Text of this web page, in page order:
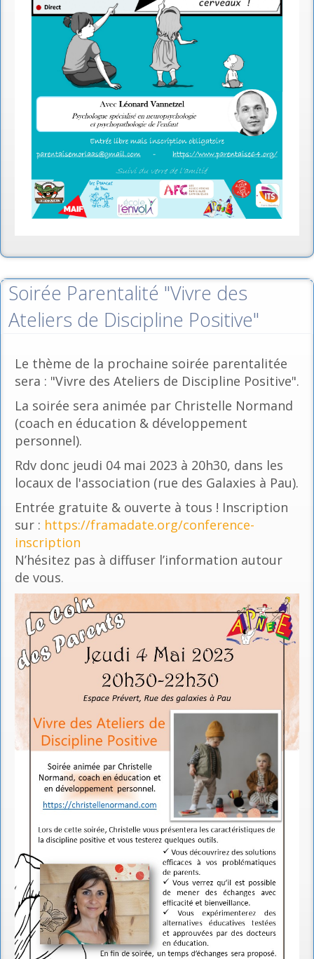
Soirée Parentalité "Vivre des
Ateliers de Discipline Positive"
Le thème de la prochaine soirée parentalitée
sera : "Vivre des Ateliers de Discipline Positive".
La soirée sera animée par Christelle Normand
(coach en éducation & développement
personnel).
Rdv donc jeudi 04 mai 2023 à 20h30, dans les
locaux de l'association (rue des Galaxies à Pau).
Entrée gratuite & ouverte à tous ! Inscription
sur : https://framadate.org/conference-
inscription
N’hésitez pas à diffuser l’information autour
de vous.